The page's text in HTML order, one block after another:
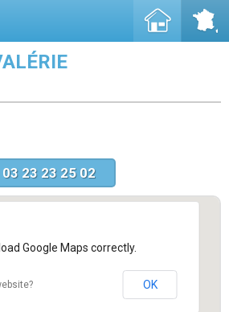
03 23 23 25 02
Google Maps correctly.
OK